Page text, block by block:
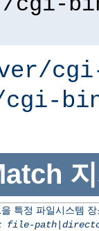
cgi-
특정 파일시스템
file-path|